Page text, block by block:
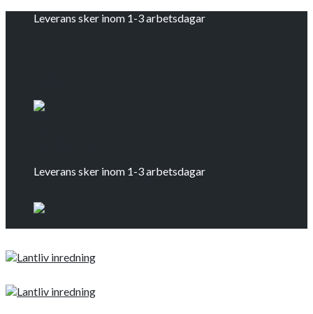
Leverans sker inom 1-3 arbetsdagar
Leverans sker inom 1-3 arbetsdagar